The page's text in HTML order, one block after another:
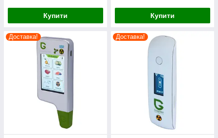
Купити Купити
Доставка! Доставка!